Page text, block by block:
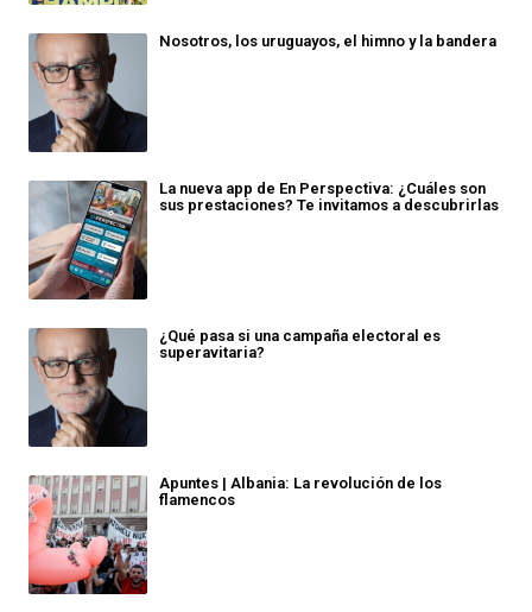
Nosotros, los uruguayos, el himno y la bandera
La nueva app de En Perspectiva: ¿Cuáles son
sus prestaciones? Te invitamos a descubrirlas
¿Qué pasa si una campaña electoral es
superavitaria?
Apuntes | Albania: La revolución de los
flamencos